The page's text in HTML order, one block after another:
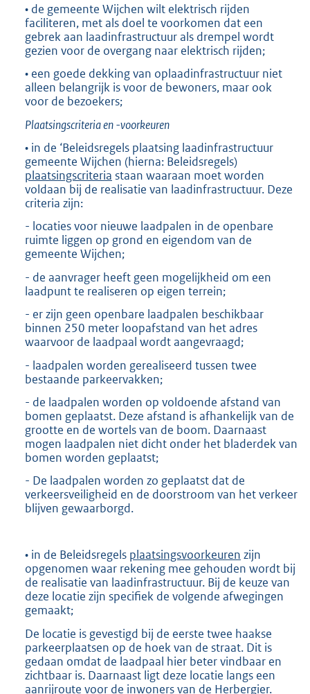
• de gemeente Wijchen wilt elektrisch rijden
faciliteren, met als doel te voorkomen dat een
gebrek aan laadinfrastructuur als drempel wordt
gezien voor de overgang naar elektrisch rijden;
• een goede dekking van oplaadinfrastructuur niet
alleen belangrijk is voor de bewoners, maar ook
voor de bezoekers;
Plaatsingscriteria en -voorkeuren
• in de ‘Beleidsregels plaatsing laadinfrastructuur
gemeente Wijchen (hierna: Beleidsregels)
plaatsingscriteria staan waaraan moet worden
voldaan bij de realisatie van laadinfrastructuur. Deze
criteria zijn:
- locaties voor nieuwe laadpalen in de openbare
ruimte liggen op grond en eigendom van de
gemeente Wijchen;
- de aanvrager heeft geen mogelijkheid om een
laadpunt te realiseren op eigen terrein;
- er zijn geen openbare laadpalen beschikbaar
binnen 250 meter loopafstand van het adres
waarvoor de laadpaal wordt aangevraagd;
- laadpalen worden gerealiseerd tussen twee
bestaande parkeervakken;
- de laadpalen worden op voldoende afstand van
bomen geplaatst. Deze afstand is afhankelijk van de
grootte en de wortels van de boom. Daarnaast
mogen laadpalen niet dicht onder het bladerdek van
bomen worden geplaatst;
- De laadpalen worden zo geplaatst dat de
verkeersveiligheid en de doorstroom van het verkeer
blijven gewaarborgd.
• in de Beleidsregels plaatsingsvoorkeuren zijn
opgenomen waar rekening mee gehouden wordt bij
de realisatie van laadinfrastructuur. Bij de keuze van
deze locatie zijn specifiek de volgende afwegingen
gemaakt;
De locatie is gevestigd bij de eerste twee haakse
parkeerplaatsen op de hoek van de straat. Dit is
gedaan omdat de laadpaal hier beter vindbaar en
zichtbaar is. Daarnaast ligt deze locatie langs een
aanrijroute voor de inwoners van de Herbergier.